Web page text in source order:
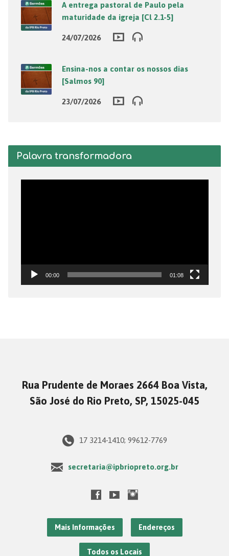
A entrega pastoral de Paulo pela
maturidade da igreja [Cl 2.1-5]
24/07/2026
Ensina-nos a contar os nossos dias
[Salmos 90]
23/07/2026
Palavra transformadora
00:00 01:08
Rua Prudente de Moraes 2664 Boa Vista,
São José do Rio Preto, SP, 15025-045
17 3214-1410; 99612-7769
secretaria@ipbriopreto.org.br
Mais Informações Endereços
Todos os Locais